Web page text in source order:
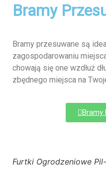
Bramy
Bramy przesuwane są
zagospodarowaniu
chowają się one wzdłuż
zbędnego miejsca na
Bramy
Furtki Ogrodzeniowe